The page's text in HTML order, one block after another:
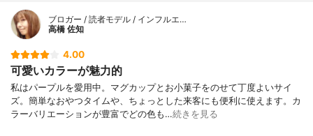
ブロガー / 読者モデル / インフルエ…
高橋 佐知
4.00
可愛いカラーが魅力的
私はパープルを愛用中。マグカップとお小菓子をのせて丁度よいサイ
ズ。簡単なおやつタイムや、ちょっとした来客にも便利に使えます。カ
ラーバリエーションが豊富でどの色も…続きを見る